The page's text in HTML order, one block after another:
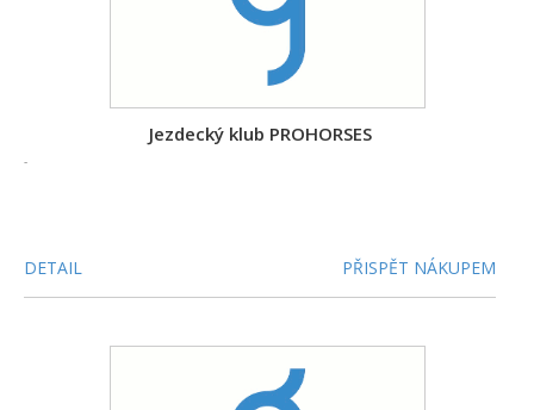
Jezdecký klub PROHORSES
-
DETAIL PŘISPĚT NÁKUPEM